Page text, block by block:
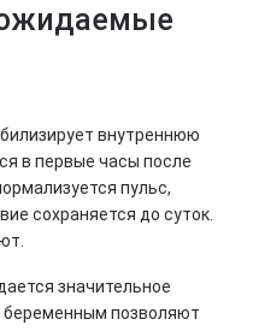
внутреннюю
в первые часы после
пульс,
сохраняется до суток.
значительное
беременным позволяют